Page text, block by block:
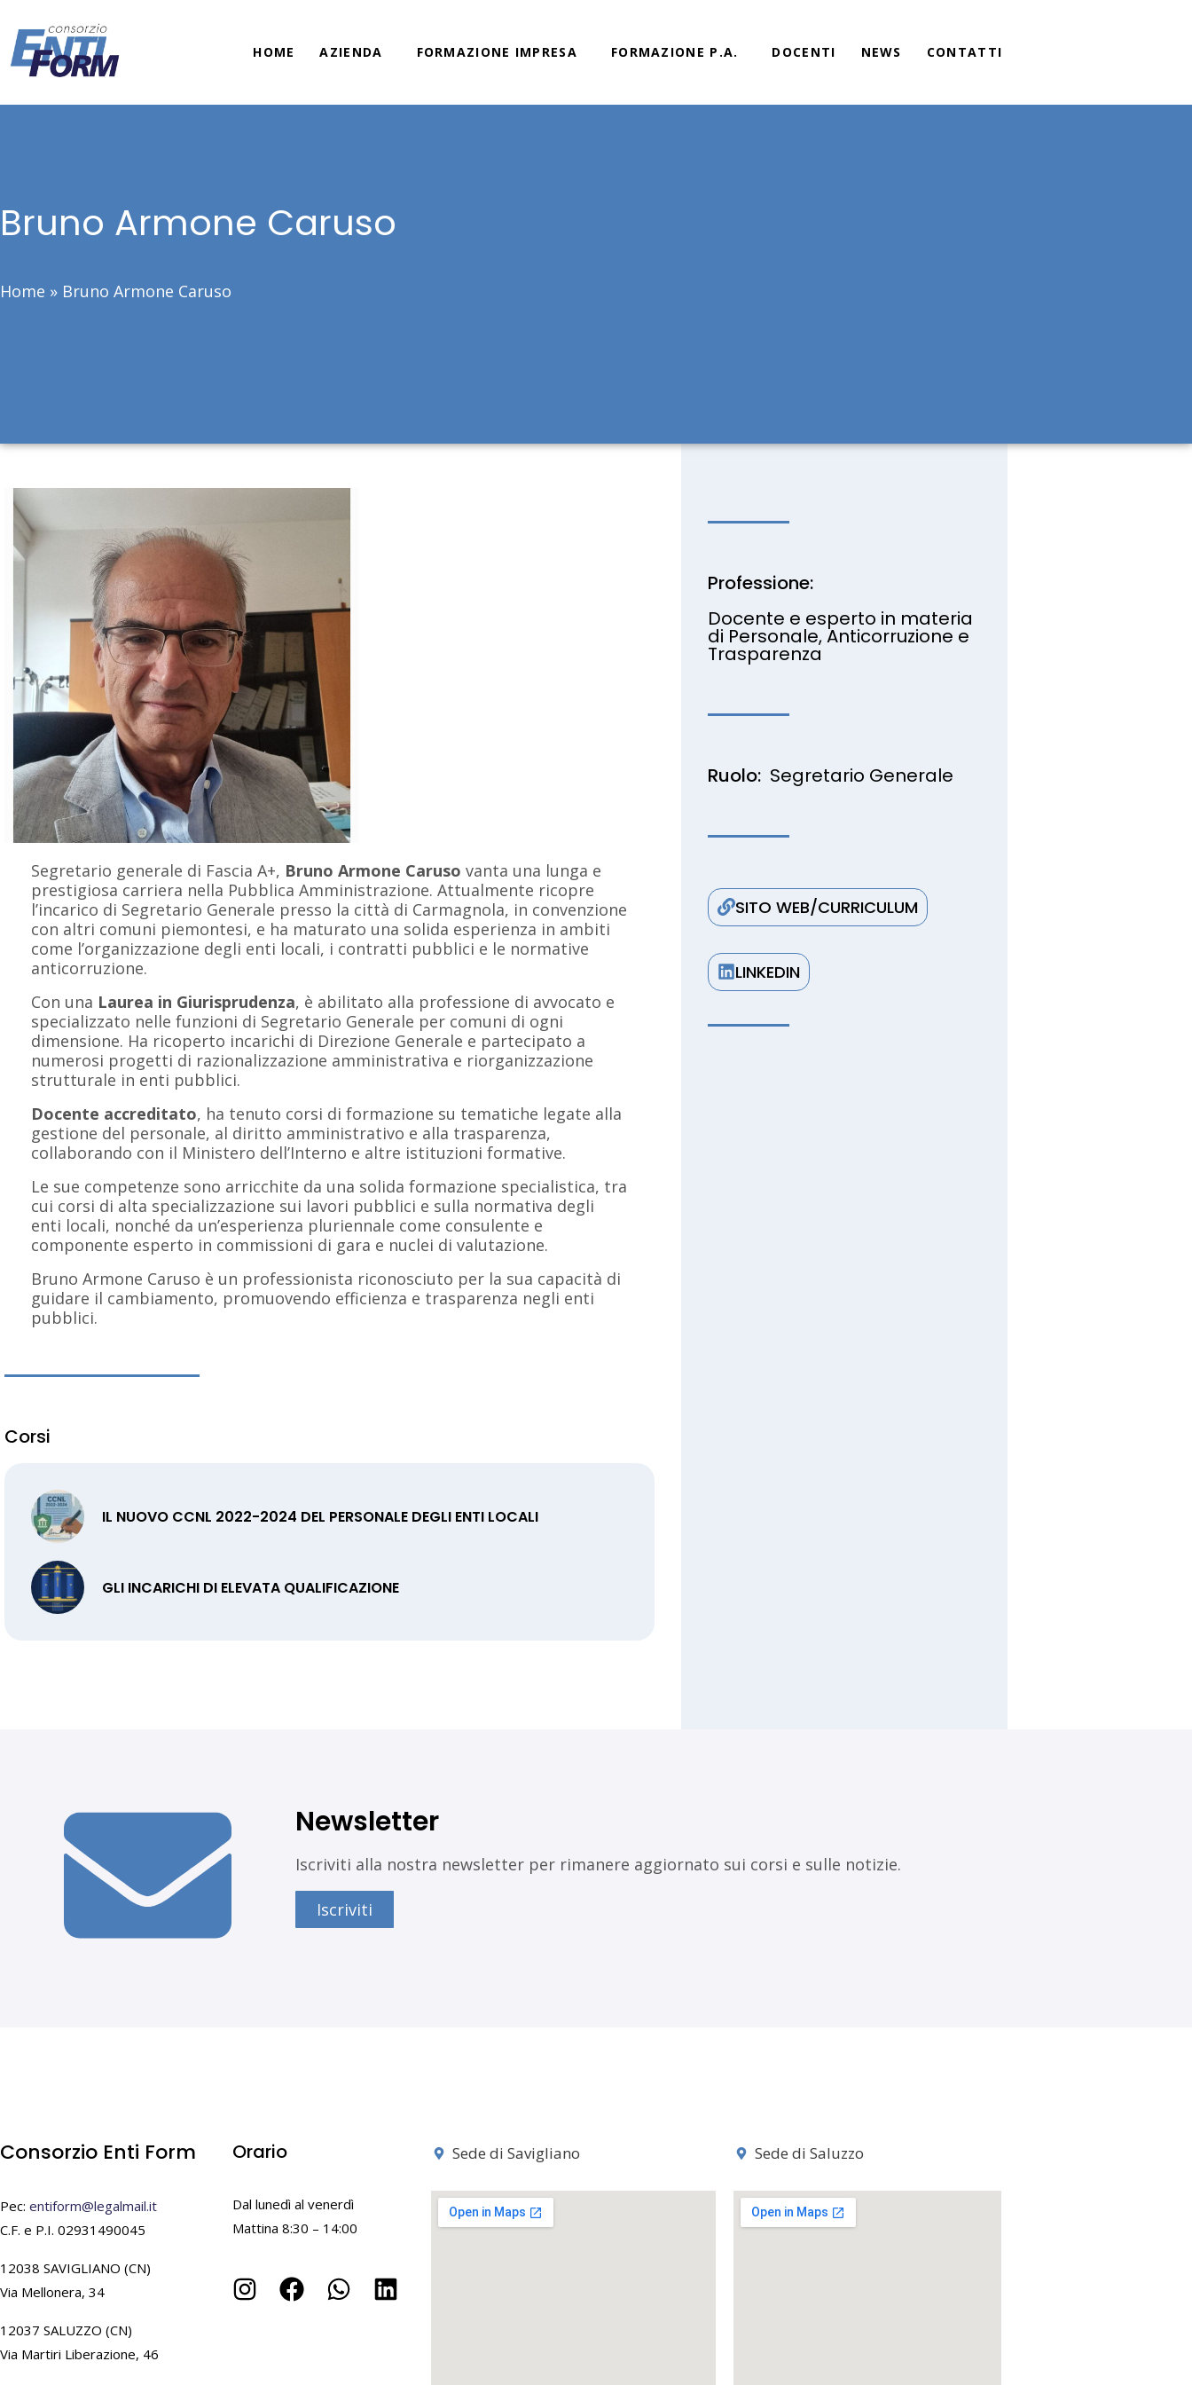
HOME AZIENDA FORMAZIONE IMPRESA FORMAZIONE P.A. DOCENTI NEWS CONTATTI
Bruno Armone Caruso
Home » Bruno Armone Caruso
Segretario generale di Fascia A+, Bruno Armone Caruso vanta una lunga e
prestigiosa carriera nella Pubblica Amministrazione. Attualmente ricopre
l’incarico di Segretario Generale presso la città di Carmagnola, in convenzione
con altri comuni piemontesi, e ha maturato una solida esperienza in ambiti
come l’organizzazione degli enti locali, i contratti pubblici e le normative
anticorruzione.
Con una Laurea in Giurisprudenza, è abilitato alla professione di avvocato e
specializzato nelle funzioni di Segretario Generale per comuni di ogni
dimensione. Ha ricoperto incarichi di Direzione Generale e partecipato a
numerosi progetti di razionalizzazione amministrativa e riorganizzazione
strutturale in enti pubblici.
Docente accreditato, ha tenuto corsi di formazione su tematiche legate alla
gestione del personale, al diritto amministrativo e alla trasparenza,
collaborando con il Ministero dell’Interno e altre istituzioni formative.
Le sue competenze sono arricchite da una solida formazione specialistica, tra
cui corsi di alta specializzazione sui lavori pubblici e sulla normativa degli
enti locali, nonché da un’esperienza pluriennale come consulente e
componente esperto in commissioni di gara e nuclei di valutazione.
Bruno Armone Caruso è un professionista riconosciuto per la sua capacità di
guidare il cambiamento, promuovendo efficienza e trasparenza negli enti
pubblici.
Corsi
IL NUOVO CCNL 2022-2024 DEL PERSONALE DEGLI ENTI LOCALI
GLI INCARICHI DI ELEVATA QUALIFICAZIONE
Professione:
Docente e esperto in materia
di Personale, Anticorruzione e
Trasparenza
Ruolo: Segretario Generale
SITO WEB/CURRICULUM
LINKEDIN
Newsletter
Iscriviti alla nostra newsletter per rimanere aggiornato sui corsi e sulle notizie.
Iscriviti
Consorzio Enti Form
Pec: entiform@legalmail.it
C.F. e P.I. 02931490045
12038 SAVIGLIANO (CN)
Via Mellonera, 34
12037 SALUZZO (CN)
Via Martiri Liberazione, 46
Orario
Dal lunedì al venerdì
Mattina 8:30 – 14:00
Sede di Savigliano Sede di Saluzzo